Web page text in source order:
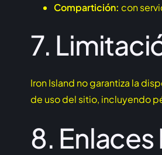
Compartición: con
7.
Iron Island no garantiza la
de uso del sitio, incluyendo
8.